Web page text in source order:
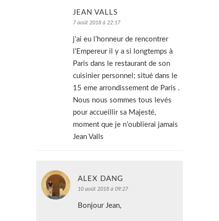
JEAN VALLS
7 août 2018 à 22:17
j’ai eu l’honneur de rencontrer
l’Empereur il y a si longtemps à
Paris dans le restaurant de son
cuisinier personnel; situé dans le
15 eme arrondissement de Paris .
Nous nous sommes tous levés
pour accueillir sa Majesté,
moment que je n’oublierai jamais
Jean Valls
ALEX DANG
10 août 2018 à 09:27
Bonjour Jean,